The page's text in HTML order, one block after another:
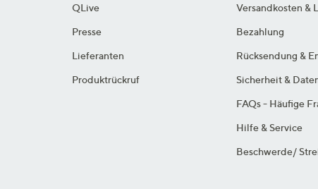
QLive
Presse
Lieferanten
Produktrückruf
Versandkosten &
Bezahlung
Rücksendung &
Sicherheit &
FAQs - Häufige
Hilfe & Service
Beschwerde/